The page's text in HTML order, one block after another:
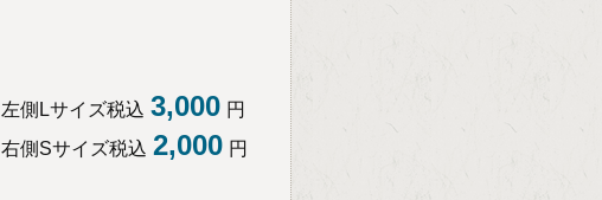
左側Lサイズ税込 3,000 円
右側Sサイズ税込 2,000 円